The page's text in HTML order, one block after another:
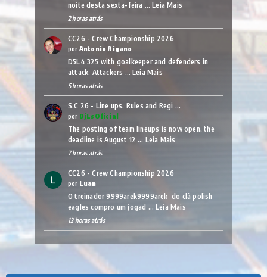
noite desta sexta-feira …Leia Mais
2 horas atrás
CC26 - Crew Championship 2026
por Antonio Rigano
D5L4 325 with goalkeeper and defenders in
attack. Attackers … Leia Mais
5 horas atrás
S.C 26 - Line ups, Rules and Regi …
por DjLsOficial
The posting of team lineups is now open, the
deadline is August 12 … Leia Mais
7 horas atrás
CC26 - Crew Championship 2026
por Luan
O treinador 9999arek9999arek do clã polish
eagles compro um jogad … Leia Mais
12 horas atrás